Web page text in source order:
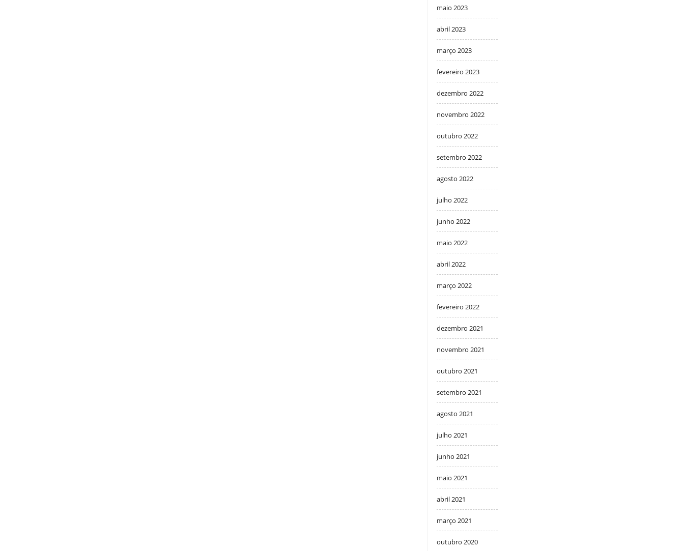
maio 2023
abril 2023
março 2023
fevereiro 2023
dezembro 2022
novembro 2022
outubro 2022
setembro 2022
agosto 2022
julho 2022
junho 2022
maio 2022
abril 2022
março 2022
fevereiro 2022
dezembro 2021
novembro 2021
outubro 2021
setembro 2021
agosto 2021
julho 2021
junho 2021
maio 2021
abril 2021
março 2021
outubro 2020